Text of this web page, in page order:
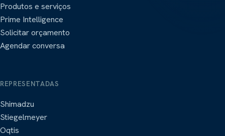
Produtos e serviços
Prime Intelligence
Solicitar orçamento
Agendar conversa
REPRESENTADAS
Shimadzu
Stiegelmeyer
Oqtis